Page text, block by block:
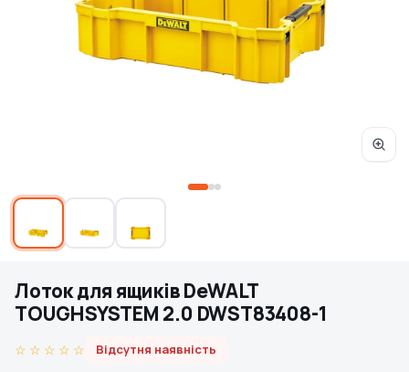
Лоток для ящиків DeWALT
TOUGHSYSTEM 2.0 DWST83408-1
☆ ☆ ☆ ☆ ☆ Відсутня наявність